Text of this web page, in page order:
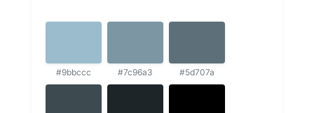
#9bbccc #7c96a3 #5d707a